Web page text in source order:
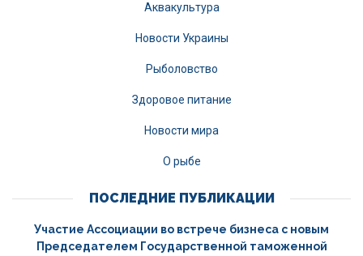
Аквакультура
Новости Украины
Рыболовство
Здоровое питание
Новости мира
О рыбе
ПОСЛЕДНИЕ ПУБЛИКАЦИИ
Участие Ассоциации во встрече бизнеса с новым
Председателем Государственной таможенной